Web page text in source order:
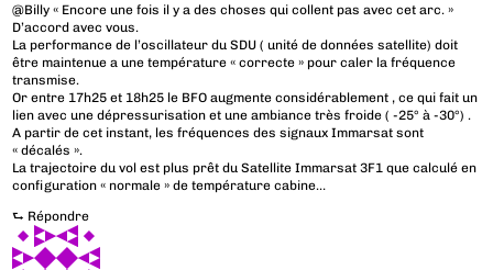
@Billy « Encore une fois il y a des choses qui collent pas avec cet arc. »
D’accord avec vous.
La performance de l’oscillateur du SDU ( unité de données satellite) doit
être maintenue a une température « correcte » pour caler la fréquence
transmise.
Or entre 17h25 et 18h25 le BFO augmente considérablement , ce qui fait un
lien avec une dépressurisation et une ambiance très froide ( -25° à -30°) .
A partir de cet instant, les fréquences des signaux Immarsat sont
« décalés ».
La trajectoire du vol est plus prêt du Satellite Immarsat 3F1 que calculé en
configuration « normale » de température cabine…
⮑ Répondre